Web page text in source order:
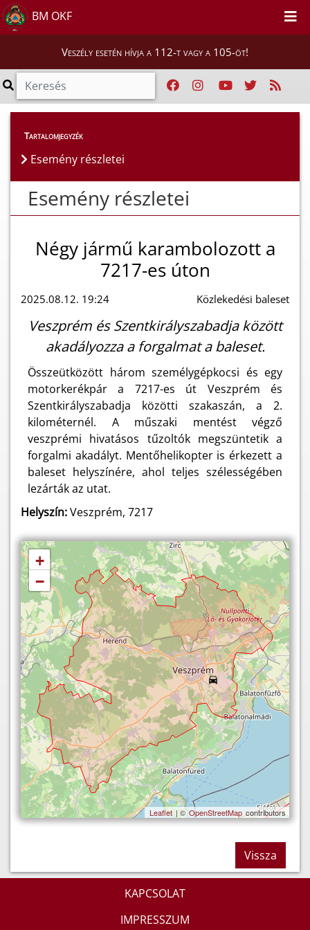
BM OKF
Veszély esetén hívja a 112-t vagy a 105-öt!
Esemény részletei
Tartalomjegyzék
Esemény részletei
Esemény részletei
Négy jármű karambolozott a
7217-es úton
2025.08.12. 19:24 Közlekedési baleset
Veszprém és Szentkirályszabadja között
akadályozza a forgalmat a baleset.
Összeütközött három személygépkocsi és egy
motorkerékpár a 7217-es út Veszprém és
Szentkirályszabadja közötti szakaszán, a 2.
kilométernél. A műszaki mentést végző
veszprémi hivatásos tűzoltók megszüntetik a
forgalmi akadályt. Mentőhelikopter is érkezett a
baleset helyszínére, ahol teljes szélességében
lezárták az utat.
Helyszín:Veszprém, 7217
+
−
Leaflet | © OpenStreetMap contributors
Vissza
KAPCSOLAT
IMPRESSZUM